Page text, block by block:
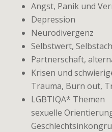
Angst, Panik und
Depression
Neurodivergenz
Selbstwert,
Partnerschaft,
Krisen und
Trauma, Burn out,
LGBTIQA* Themen
sexuelle